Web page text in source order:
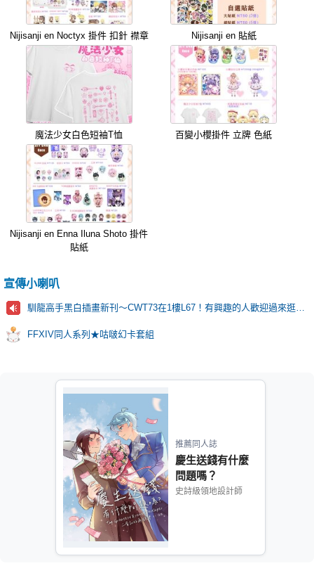
Nijisanji en Noctyx 掛件 扣針 襟章 Nijisanji en 貼紙
魔法少女白色短袖T恤 百變小櫻掛件 立牌 色紙
Nijisanji en Enna Iluna Shoto 掛件
貼紙
宣傳小喇叭
馴龍高手黑白插畫新刊～CWT73在1樓L67！有興趣的人歡迎過來逛逛！
FFXIV同人系列★咕啵幻卡套組
推薦同人誌
慶生送錢有什麼
問題嗎？
史詩級領地設計師